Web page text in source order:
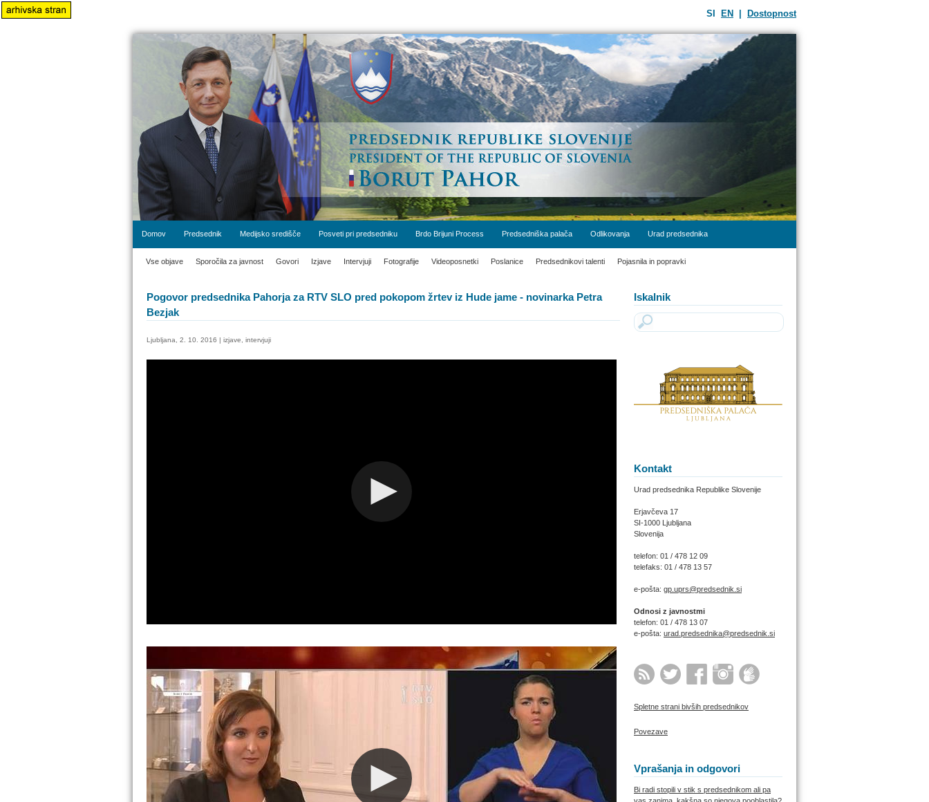
SI EN Dostopnost
Domov Predsednik Medijsko središče Posveti pri predsedniku Brdo Brijuni Process Predsedniška palača Odlikovanja Urad predsednika
Vse objave Sporočila za javnost Govori Izjave Intervjuji Fotografije Videoposnetki Poslanice Predsednikovi talenti Pojasnila in popravki
Pogovor predsednika Pahorja za RTV SLO pred pokopom žrtev iz Hude jame - novinarka Petra
Bezjak
Ljubljana, 2. 10. 2016 | izjave, intervjuji
Iskalnik
Kontakt
Urad predsednika Republike Slovenije
Erjavčeva 17
SI-1000 Ljubljana
Slovenija
telefon: 01 / 478 12 09
telefaks: 01 / 478 13 57
e-pošta: gp.uprs@predsednik.si
Odnosi z javnostmi
telefon: 01 / 478 13 07
e-pošta: urad.predsednika@predsednik.si
Spletne strani bivših predsednikov
Povezave
Vprašanja in odgovori
Bi radi stopili v stik s predsednikom ali pa